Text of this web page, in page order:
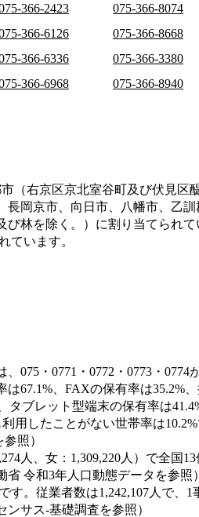
366-2423 075-366-8074
366-6126 075-366-8668
366-6336 075-366-3380
366-6968 075-366-8940
（右京区京北室谷町及び伏見区
長岡京市、向日市、八幡市、乙
び林を除く。） に割り当てられて
ています。
075・0771・0772・0773・0774
67.1%、FAXの保有率は35.2%
タブレット型端末の保有率は
用したことがない世帯率は
照）
人、女：1,309,220人）で全国
省 令和3年人口動態データを参照）
す。従業者数は1,242,107人で、
サス‐基礎調査を参照）